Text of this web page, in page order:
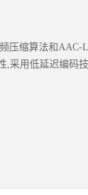
压缩算法和
用低延迟编码技